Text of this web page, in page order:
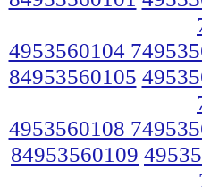
4953560104
84953560105
4953560108
84953560109